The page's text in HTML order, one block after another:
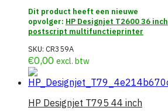
Dit product heeft een nieuwe
opvolger: HP Designjet T2600 36 inch
postscript multifunctieprinter
SKU: CR359A
€0,00 excl. btw
HP Designjet T795 44 inch